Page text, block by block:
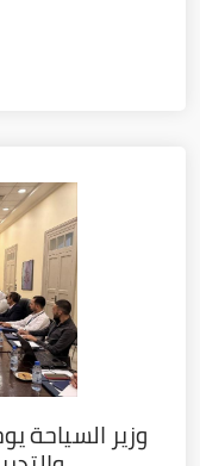
وزير السياحة